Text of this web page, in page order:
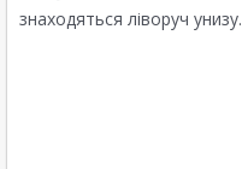
знаходяться ліворуч унизу.